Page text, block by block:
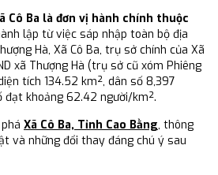
Cô Ba là đơn vị hành chính thuộc
lập từ việc sáp nhập toàn bộ địa
Hà, Xã Cô Ba, trụ sở chính của Xã
xã Thượng Hà (trụ sở cũ xóm Phiêng
tích 134.52 km², dân số 8,397
đạt khoảng 62.42 người/km².
Xã Cô Ba, Tỉnh Cao Bằng, thông
và những đổi thay đáng chú ý sau